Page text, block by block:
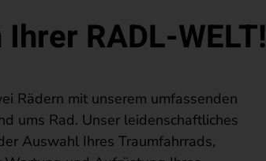
RADL-WELT!
Rädern mit unserem umfassenden
ums Rad. Unser leidenschaftliches
Auswahl Ihres Traumfahrrads,